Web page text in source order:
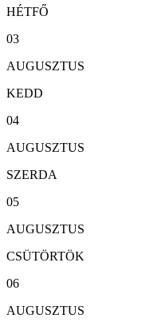
HÉTFŐ
03
AUGUSZTUS
KEDD
04
AUGUSZTUS
SZERDA
05
AUGUSZTUS
CSÜTÖRTÖK
06
AUGUSZTUS